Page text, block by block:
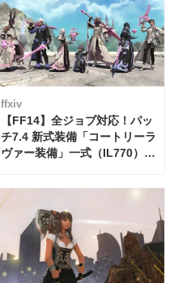
ffxiv
【FF14】全ジョブ対応！パッ
チ7.4 新式装備「コートリーラ
ヴァー装備」一式（IL770）の